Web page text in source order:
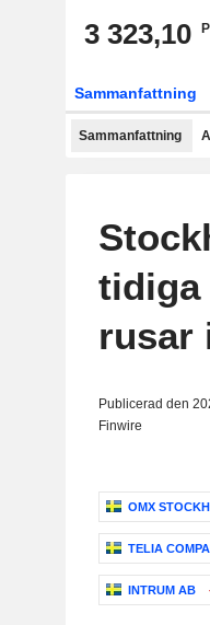
3 323,10
Sammanfattning
Sammanfattning
tidiga
rusar
Publicerad den
Finwire
OMX
TELIA
INTRUM AB